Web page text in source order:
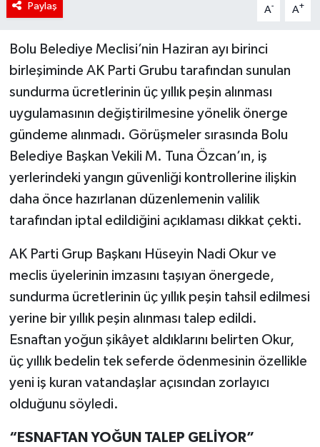
Paylaş A- A+
Bolu Belediye Meclisi’nin Haziran ayı birinci
birleşiminde AK Parti Grubu tarafından sunulan
sundurma ücretlerinin üç yıllık peşin alınması
uygulamasının değiştirilmesine yönelik önerge
gündeme alınmadı. Görüşmeler sırasında Bolu
Belediye Başkan Vekili M. Tuna Özcan’ın, iş
yerlerindeki yangın güvenliği kontrollerine ilişkin
daha önce hazırlanan düzenlemenin valilik
tarafından iptal edildiğini açıklaması dikkat çekti.
AK Parti Grup Başkanı Hüseyin Nadi Okur ve
meclis üyelerinin imzasını taşıyan önergede,
sundurma ücretlerinin üç yıllık peşin tahsil edilmesi
yerine bir yıllık peşin alınması talep edildi.
Esnaftan yoğun şikâyet aldıklarını belirten Okur,
üç yıllık bedelin tek seferde ödenmesinin özellikle
yeni iş kuran vatandaşlar açısından zorlayıcı
olduğunu söyledi.
“ESNAFTAN YOĞUN TALEP GELİYOR”